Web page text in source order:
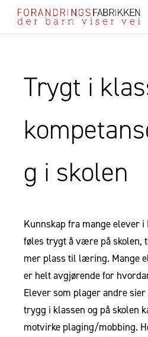
Trygt i
g i skolen
Kunnskap fra mange elever
føles trygt å være på skolen,
mer plass til læring. Mange
er helt avgjørende for
Elever som plager andre sier
trygg i klassen og på skolen
motvirke plaging/mobbing.